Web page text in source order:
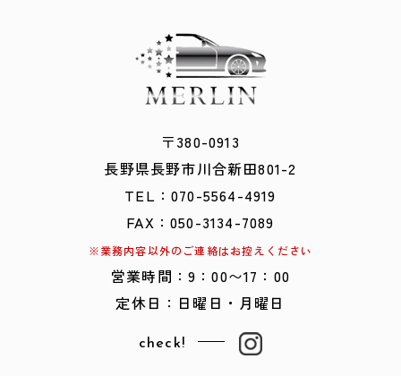
〒380-0913
​​​​​​​長野県長野市川合新田801-2
TEL：070-5564-4919
FAX：050-3134-7089
※業務内容以外のご連絡はお控えください
営業時間：9：00〜17：00
定休日：日曜日・月曜日
check!